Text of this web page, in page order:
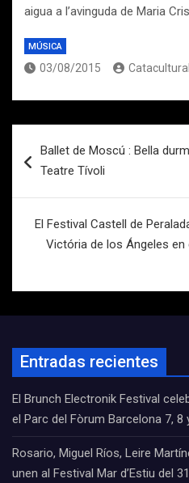
aigua a l’avinguda de Maria
MÚSICA
03/08/2015 Catacultural
de
Ballet de Moscú : Bella
Teatre Tívoli
El Festival Castell de
Victória de los Ángeles en
Entradas recientes
El Brunch Electronik Festival
el Parc del Fòrum Barcelona 7,
Rosario, Miguel Ríos, Leire
unen al Festival Mar d’Estiu del